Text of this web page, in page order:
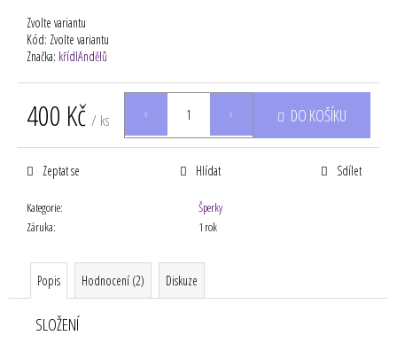
Zvolte variantu
Kód: Zvolte variantu
Značka: křídlAndělů
400 Kč / ks
cena:
DO KOŠÍKU
Kategorie:
Šperky
Záruka: 1 rok
Zeptat se Hlídat Sdílet
Popis Hodnocení (2) Diskuze
SLOŽENÍ